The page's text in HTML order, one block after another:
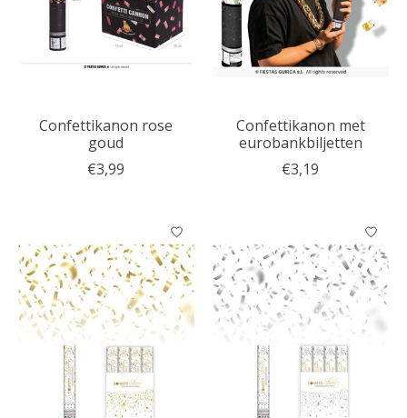
Confettikanon rose
goud
€3,99
Confettikanon met
eurobankbiljetten
€3,19